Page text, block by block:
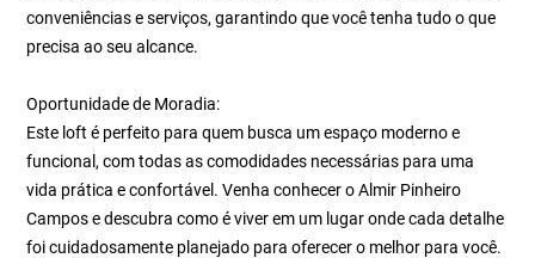
conveniências e serviços, garantindo que você tenha tudo o que
precisa ao seu alcance.
Oportunidade de Moradia:
Este loft é perfeito para quem busca um espaço moderno e
funcional, com todas as comodidades necessárias para uma
vida prática e confortável. Venha conhecer o Almir Pinheiro
Campos e descubra como é viver em um lugar onde cada detalhe
foi cuidadosamente planejado para oferecer o melhor para você.